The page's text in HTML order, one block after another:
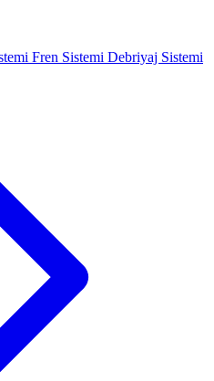
Fren Sistemi Debriyaj Sistemi